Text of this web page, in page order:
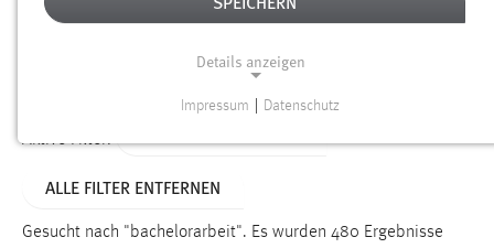
Aktive Filter:
ALLE FILTER ENTFERNEN
Gesucht nach "bachelorarbeit". Es wurden 480 Ergebnisse
Details anzeigen
Funktionen und sind für die einwandfreie Funktion der
Impressum Datenschutz